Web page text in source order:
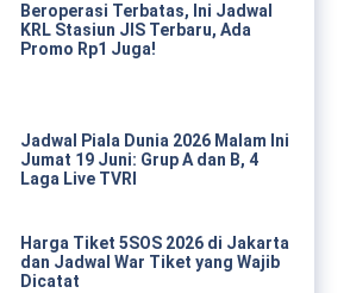
Beroperasi Terbatas, Ini Jadwal
KRL Stasiun JIS Terbaru, Ada
Promo Rp1 Juga!
Jadwal Piala Dunia 2026 Malam Ini
Jumat 19 Juni: Grup A dan B, 4
Laga Live TVRI
Harga Tiket 5SOS 2026 di Jakarta
dan Jadwal War Tiket yang Wajib
Dicatat